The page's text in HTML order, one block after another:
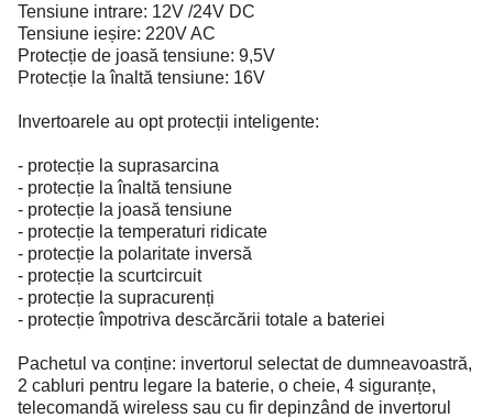
Tensiune intrare: 12V /24V DC
Tensiune ieșire: 220V AC
Protecție de joasă tensiune: 9,5V
Protecție la înaltă tensiune: 16V
Invertoarele au opt protecții inteligente:
- protecție la suprasarcina
- protecție la înaltă tensiune
- protecție la joasă tensiune
- protecție la temperaturi ridicate
- protecție la polaritate inversă
- protecție la scurtcircuit
- protecție la supracurenți
- protecție împotriva descărcării totale a bateriei
Pachetul va conține: invertorul selectat de dumneavoastră,
2 cabluri pentru legare la baterie, o cheie, 4 siguranțe,
telecomandă wireless sau cu fir depinzând de invertorul